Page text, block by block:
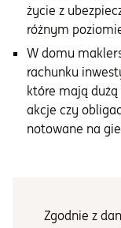
życie z
różnym
W domu
rachunku
które mają
akcje czy
notowane na
Zgodnie z